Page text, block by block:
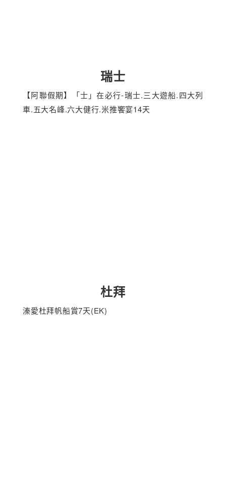
瑞士
【阿聯假期】「士」在必行-瑞士.三大遊船.四大列
車.五大名峰.六大健行.米推饗宴14天
杜拜
溱愛杜拜帆船賞7天(EK)